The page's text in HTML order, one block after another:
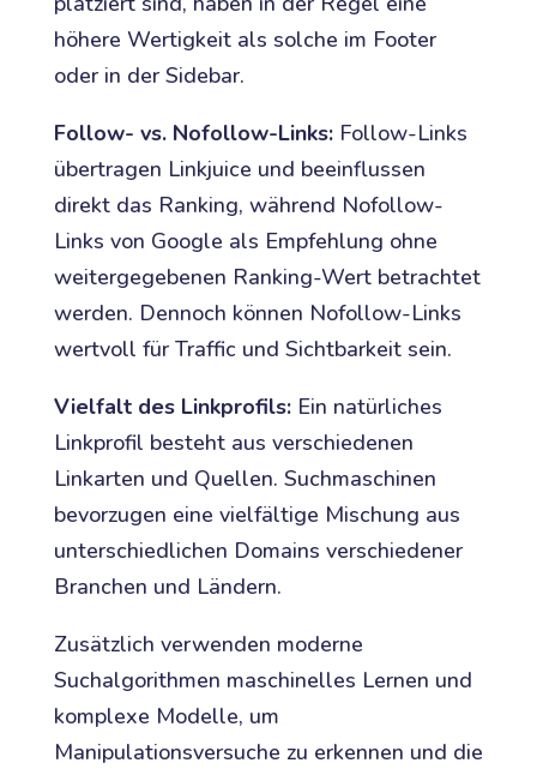
höhere Wertigkeit als solche im Footer
oder in der Sidebar.
Follow- vs. Nofollow-Links:Follow-Links
übertragen Linkjuice und beeinflussen
direkt das Ranking, während Nofollow-
Links von Google als Empfehlung ohne
weitergegebenen Ranking-Wert betrachtet
werden. Dennoch können Nofollow-Links
wertvoll für Traffic und Sichtbarkeit sein.
Vielfalt des Linkprofils:Ein natürliches
Linkprofil besteht aus verschiedenen
Linkarten und Quellen. Suchmaschinen
bevorzugen eine vielfältige Mischung aus
unterschiedlichen Domains verschiedener
Branchen und Ländern.
Zusätzlich verwenden moderne
Suchalgorithmen maschinelles Lernen und
komplexe Modelle, um
Manipulationsversuche zu erkennen und die